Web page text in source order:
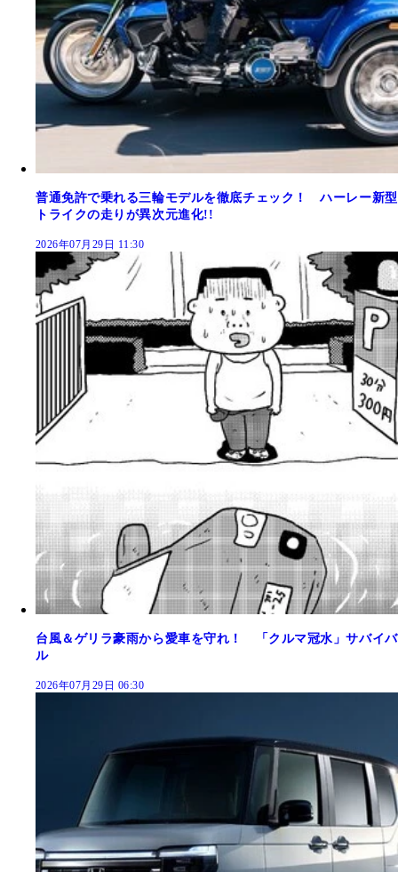
普通免許で乗れる三輪モデルを徹底チェック！ ハーレー新型
トライクの走りが異次元進化!!
2026年07月29日 11:30
台風＆ゲリラ豪雨から愛車を守れ！ 「クルマ冠水」サバイバ
ル
2026年07月29日 06:30